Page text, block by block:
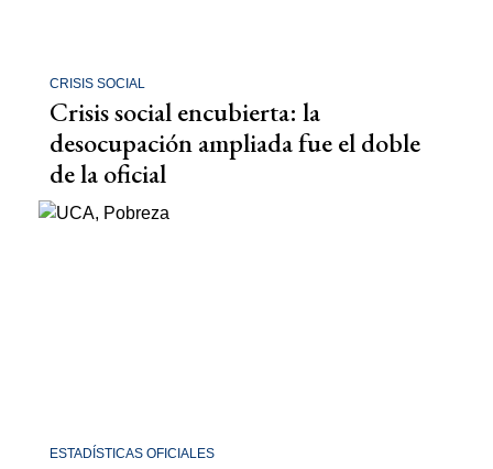
CRISIS SOCIAL
Crisis social encubierta: la
desocupación ampliada fue el doble
de la oficial
ESTADÍSTICAS OFICIALES